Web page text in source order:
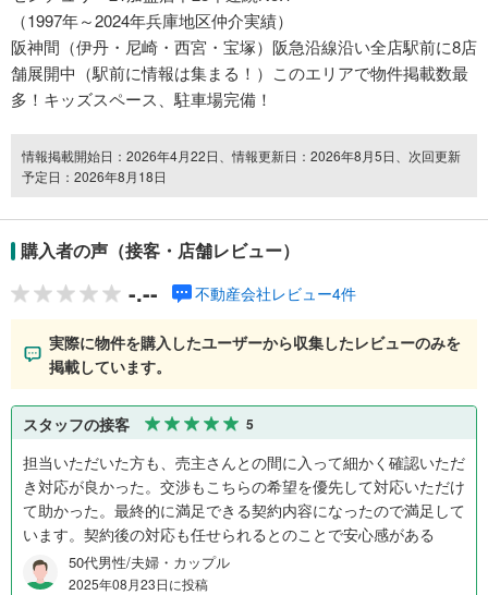
（1997年～2024年兵庫地区仲介実績）
阪神間（伊丹・尼崎・西宮・宝塚）阪急沿線沿い全店駅前に8店
舗展開中（駅前に情報は集まる！）このエリアで物件掲載数最
多！キッズスペース、駐車場完備！
情報掲載開始日：2026年4月22日、情報更新日：2026年8月5日、次回更新
予定日：2026年8月18日
購入者の声（接客・店舗レビュー）
-.-- 不動産会社レビュー4件
実際に物件を購入したユーザーから収集したレビューのみを
掲載しています。
スタッフの接客 5
担当いただいた方も、売主さんとの間に入って細かく確認いただ
き対応が良かった。交渉もこちらの希望を優先して対応いただけ
て助かった。最終的に満足できる契約内容になったので満足して
います。契約後の対応も任せられるとのことで安心感がある
50代男性/夫婦・カップル
2025年08月23日に投稿